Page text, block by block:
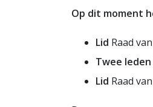
Op dit moment
Lid Raad
Twee leden
Lid Raad